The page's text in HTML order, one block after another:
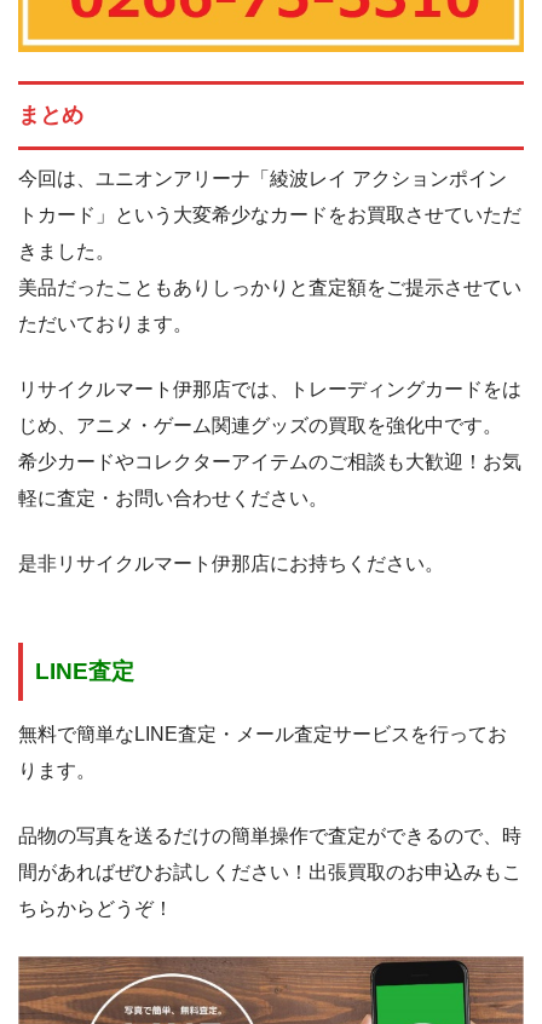
まとめ
今回は、ユニオンアリーナ「綾波レイ アクションポイン
トカード」という大変希少なカードをお買取させていただ
きました。
美品だったこともありしっかりと査定額をご提示させてい
ただいております。
リサイクルマート伊那店では、トレーディングカードをは
じめ、アニメ・ゲーム関連グッズの買取を強化中です。
希少カードやコレクターアイテムのご相談も大歓迎！お気
軽に査定・お問い合わせください。
是非リサイクルマート伊那店にお持ちください。
LINE査定
無料で簡単なLINE査定・メール査定サービスを行ってお
ります。
品物の写真を送るだけの簡単操作で査定ができるので、時
間があればぜひお試しください！出張買取のお申込みもこ
ちらからどうぞ！